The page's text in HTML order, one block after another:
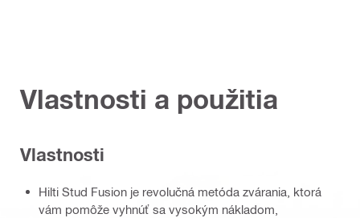
Vlastnosti a použitia
Vlastnosti
Hilti Stud Fusion je revolučná metóda zvárania, ktorá
vám pomôže vyhnúť sa vysokým nákladom,